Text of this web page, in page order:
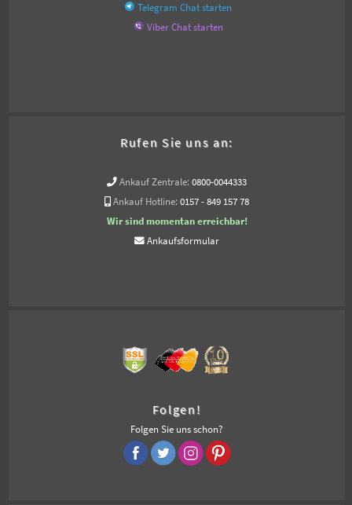
Telegram Chat starten
Viber Chat starten
Rufen Sie uns an:
Ankauf Zentrale: 0800-0044333
Ankauf Hotline: 0157 - 849 157 78
Wir sind momentan erreichbar!
Ankaufsformular
Folgen!
Folgen Sie uns schon?